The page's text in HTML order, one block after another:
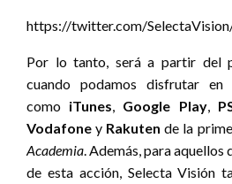
https://twitter.com/
Por lo tanto, será a partir del
cuando podamos disfrutar en
como iTunes, Google Play,
Vodafone y Rakuten de la
Academia. Además, para aquellos
de esta acción, Selecta Visión